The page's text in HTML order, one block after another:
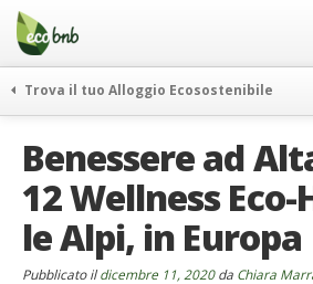
Menu
Salta
contenuto
Offerte Speciali
Regali
FAQ
Chi Siamo
Partner
Trova il tuo Alloggio Ecosostenibile
itinerari
curiosità
vivere e viaggiare verde
news ed eventi
Benessere ad
12 Wellness
le Alpi, in Europa
Pubblicato ildicembre 11, 2020da Chiara